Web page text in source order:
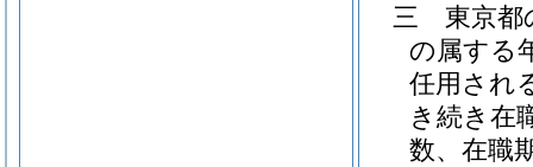
三
東京都
の属する
任用され
き続き在
数、在職